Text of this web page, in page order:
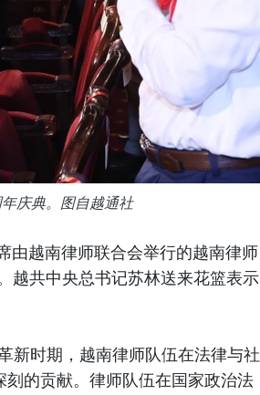
庆典。图自越通社
越南律师联合会举行的越南律师
越共中央总书记苏林送来花篮表示
新时期，越南律师队伍在法律与社
的贡献。律师队伍在国家政治法